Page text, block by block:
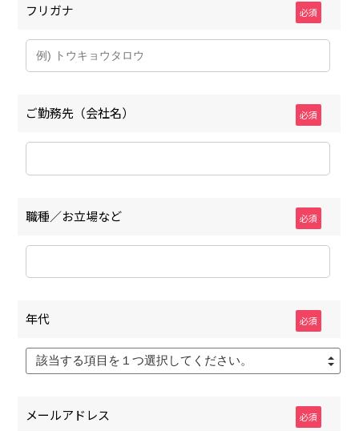
フリガナ 必須
ご勤務先（会社名） 必須
職種／お立場など 必須
年代 必須
該当する項目を１つ選択してください。
メールアドレス 必須